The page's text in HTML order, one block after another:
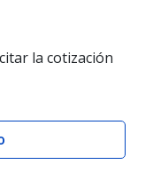
la cotización